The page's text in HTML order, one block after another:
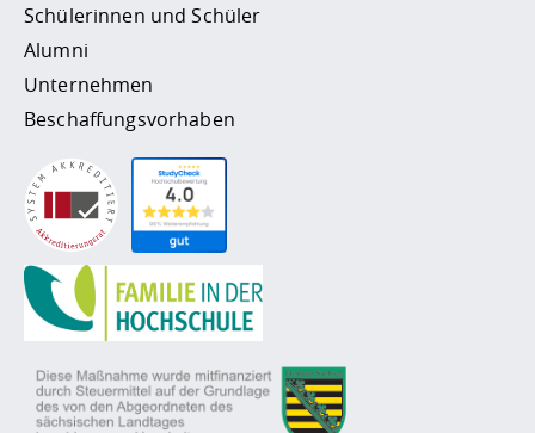
Schülerinnen und Schüler
Alumni
Unternehmen
Beschaffungsvorhaben